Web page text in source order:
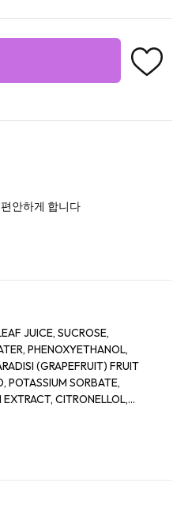
안하게 합니다
JUICE, SUCROSE,
PHENOXYETHANOL,
(GRAPEFRUIT) FRUIT
POTASSIUM SORBATE,
CITRONELLOL,